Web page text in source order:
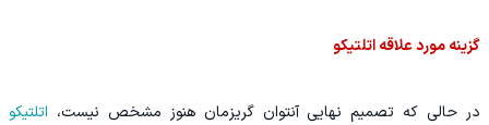
گزینه مورد علاقه اتلتیکو
در حالی که تصمیم نهایی آنتوان گریزمان هنوز مشخص نیست، اتلتیکو